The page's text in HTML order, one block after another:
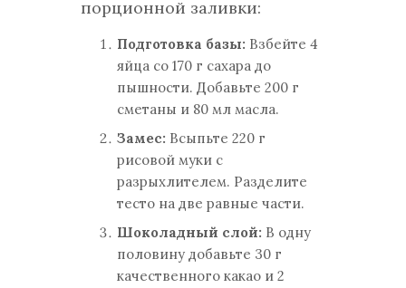
порционной заливки:
Подготовка базы: Взбейте 4
яйца со 170 г сахара до
пышности. Добавьте 200 г
сметаны и 80 мл масла.
Замес: Всыпьте 220 г
рисовой муки с
разрыхлителем. Разделите
тесто на две равные части.
Шоколадный слой: В одну
половину добавьте 30 г
качественного какао и 2